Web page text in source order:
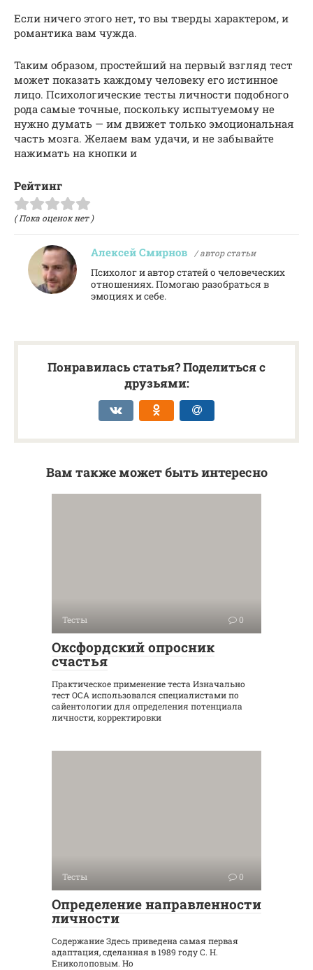
Если ничего этого нет, то вы тверды характером, и
романтика вам чужда.
Таким образом, простейший на первый взгляд тест
может показать каждому человеку его истинное
лицо. Психологические тесты личности подобного
рода самые точные, поскольку испытуемому не
нужно думать — им движет только эмоциональная
часть мозга. Желаем вам удачи, и не забывайте
нажимать на кнопки и
Рейтинг
( Пока оценок нет )
Алексей Смирнов / автор статьи
Психолог и автор статей о человеческих
отношениях. Помогаю разобраться в
эмоциях и себе.
Понравилась статья? Поделиться с
друзьями:
Вам также может быть интересно
Тесты 0
Оксфордский опросник
счастья
Практическое применение теста Изначально
тест ОСА использовался специалистами по
сайентологии для определения потенциала
личности, корректировки
Тесты 0
Определение направленности
личности
Содержание Здесь приведена самая первая
адаптация, сделанная в 1989 году С. Н.
Ениколоповым. Но